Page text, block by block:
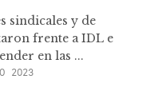
sindicales y de
frente a IDL e
en las ...
2023